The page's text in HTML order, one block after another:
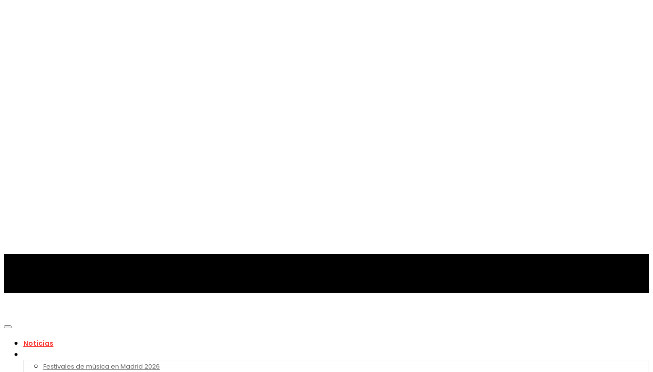
Noticias
Festivales de música en Madrid 2026